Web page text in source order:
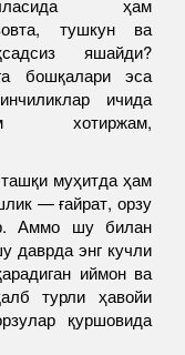
ҳам
тушкун ва
яшайди?
бошқалари эса
ичида
хотиржам,
муҳитда ҳам
— ғайрат, орзу
Аммо шу билан
даврда энг кучли
иймон ва
турли ҳавойи
қуршовида